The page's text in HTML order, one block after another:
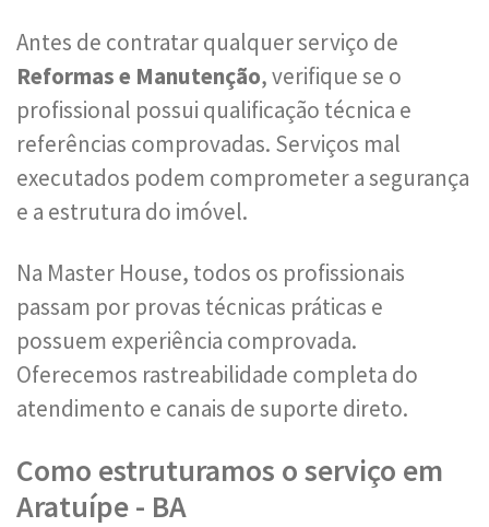
Antes de contratar qualquer serviço de
Reformas e Manutenção, verifique se o
profissional possui qualificação técnica e
referências comprovadas. Serviços mal
executados podem comprometer a segurança
e a estrutura do imóvel.
Na Master House, todos os profissionais
passam por provas técnicas práticas e
possuem experiência comprovada.
Oferecemos rastreabilidade completa do
atendimento e canais de suporte direto.
Como estruturamos o serviço em
Aratuípe - BA